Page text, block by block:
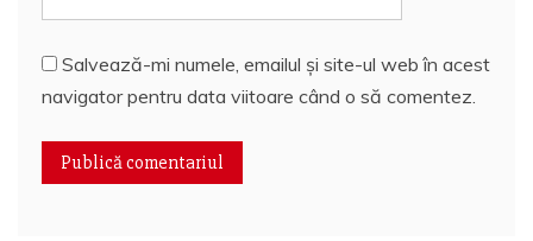
Salvează-mi numele, emailul și site-ul web în acest
navigator pentru data viitoare când o să comentez.